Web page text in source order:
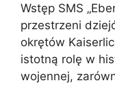
Wstęp SMS
przestrzeni
okrętów
istotną rolę w
wojennej,